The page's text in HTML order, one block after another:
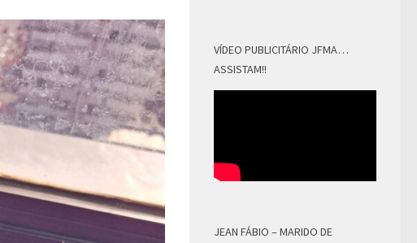
VÍDEO PUBLICITÁRIO JFMA…
ASSISTAM!!
JEAN FÁBIO – MARIDO DE